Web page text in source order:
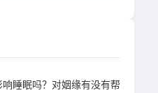
睡眠吗？对姻缘有没有帮